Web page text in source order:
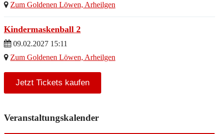
Zum Goldenen Löwen, Arheilgen
Kindermaskenball 2
09.02.2027 15:11
Zum Goldenen Löwen, Arheilgen
Jetzt Tickets kaufen
Veranstaltungskalender